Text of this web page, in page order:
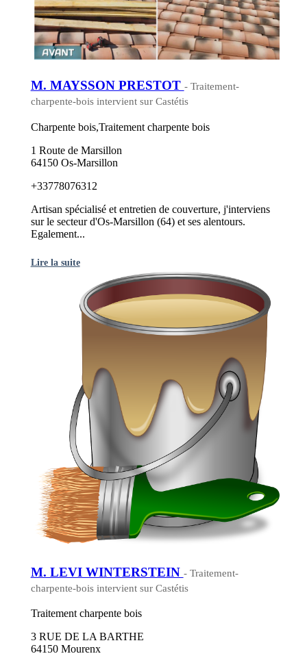
M. MAYSSON PRESTOT - Traitement-
charpente-bois intervient sur Castétis
Charpente bois,Traitement charpente bois
1 Route de Marsillon
64150 Os-Marsillon
+33778076312
Artisan spécialisé et entretien de couverture, j'interviens
sur le secteur d'Os-Marsillon (64) et ses alentours.
Egalement...
Lire la suite
M. LEVI WINTERSTEIN - Traitement-
charpente-bois intervient sur Castétis
Traitement charpente bois
3 RUE DE LA BARTHE
64150 Mourenx